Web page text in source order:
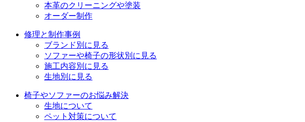
本革のクリーニングや塗装
オーダー制作
修理と制作事例
ブランド別に見る
ソファーや椅子の形状別に見る
施工内容別に見る
生地別に見る
椅子やソファーのお悩み解決
生地について
ペット対策について